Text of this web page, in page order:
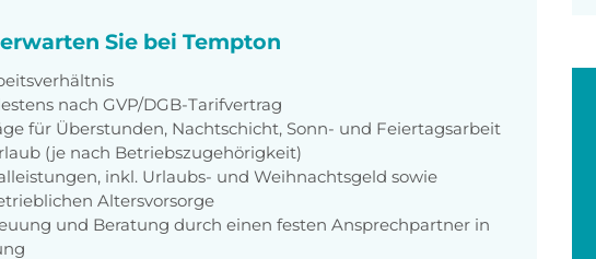
Sie bei Tempton
nach GVP/DGB-Tarifvertrag
für Überstunden, Nachtschicht, Sonn- und Feiertagsarbeit
(je nach Betriebszugehörigkeit)
inkl. Urlaubs- und Weihnachtsgeld sowie
Altersvorsorge
und Beratung durch einen festen Ansprechpartner in